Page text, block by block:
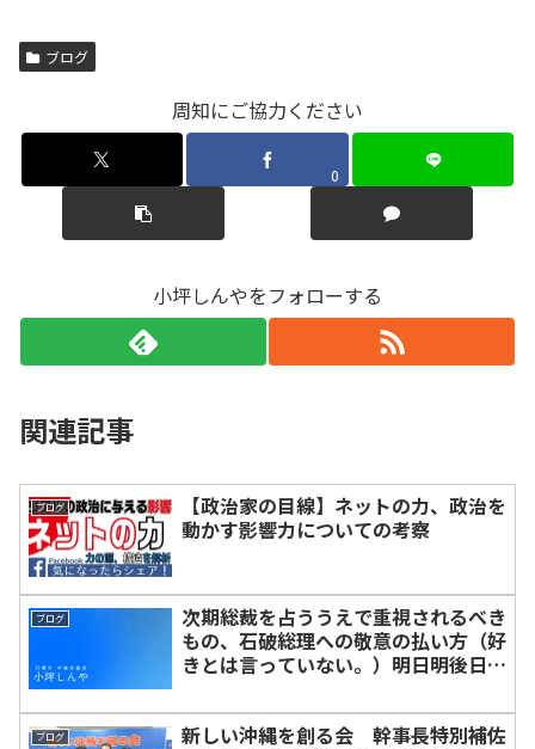
ブログ
周知にご協力ください
0
小坪しんやをフォローする
関連記事
ブログ
【政治家の目線】ネットの力、政治を
動かす影響力についての考察
ブログ
次期総裁を占ううえで重視されるべき
もの、石破総理への敬意の払い方（好
きとは言っていない。）明日明後日の
と、そして三年後に自民党型政治が崩
壊してしまうまでの未来予測。
ブログ
新しい沖縄を創る会 幹事長特別補佐